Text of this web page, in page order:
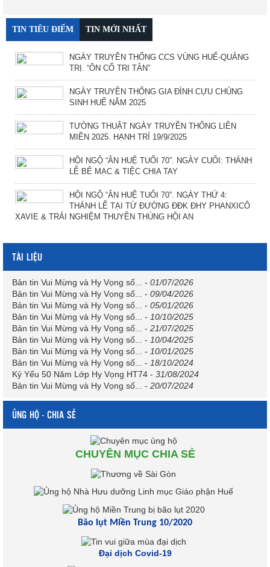
TIN TIÊU ĐIỂM TIN MỚI NHẤT
NGÀY TRUYỀN THỐNG CCS VÙNG HUẾ-QUẢNG
TRỊ. “ÔN CỐ TRI TÂN”
NGÀY TRUYỀN THỐNG GIA ĐÌNH CỰU CHỦNG
SINH HUẾ NĂM 2025
TƯỜNG THUẬT NGÀY TRUYỀN THỐNG LIÊN
MIỀN 2025. HẠNH TRÍ 19/9/2025
HỘI NGỘ “ÂN HUỆ TUỔI 70”. NGÀY CUỐI: THÁNH
LỄ BẾ MẠC & TIỆC CHIA TAY
HỘI NGỘ “ÂN HUỆ TUỔI 70”. NGÀY THỨ 4:
THÁNH LỄ TẠI TỪ ĐƯỜNG ĐĐK ĐHY PHANXICÔ
XAVIE & TRẢI NGHIỆM THUYỀN THÚNG HỘI AN
TÀI LIỆU
Bản tin Vui Mừng và Hy Vọng số... - 01/07/2026
Bản tin Vui Mừng và Hy Vọng số...
- 09/04/2026
Bản tin Vui Mừng và Hy Vọng số...
- 05/01/2026
Bản tin Vui Mừng và Hy Vọng số...
- 10/10/2025
Bản tin Vui Mừng và Hy Vọng số...
- 21/07/2025
Bản tin Vui Mừng và Hy Vọng số...
- 10/04/2025
Bản tin Vui Mừng và Hy Vọng số...
- 10/01/2025
Bản tin Vui Mừng và Hy Vọng số...
- 18/10/2024
Kỷ Yếu 50 Năm Lớp Hy Vọng HT74 - 31/08/2024
Bản tin Vui Mừng và Hy Vọng số...
- 20/07/2024
ỦNG HỘ - CHIA SẺ
CHUYÊN MỤC CHIA SẺ
Bão lụt Miền Trung 10/2020
Đại dịch Covid-19